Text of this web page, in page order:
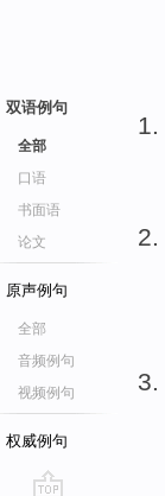
双语例句
全部
口语
书面语
论文
原声例句
全部
音频例句
视频例句
权威例句